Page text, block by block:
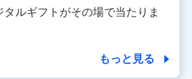
提供について
ルギフトがその場で当たりま
もっと見る